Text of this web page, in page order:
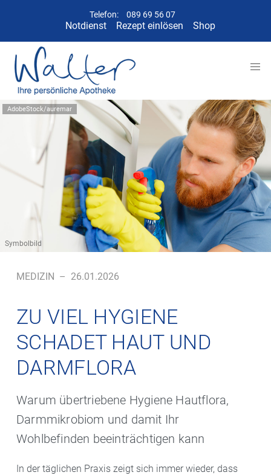
Telefon: 089 69 56 07
Notdienst Rezept einlösen Shop
AdobeStock/auremar
Symbolbild
MEDIZIN – 26.01.2026
ZU VIEL HYGIENE
SCHADET HAUT UND
DARMFLORA
Warum übertriebene Hygiene Haut­flora,
Darm­mikrobiom und damit Ihr
Wohlbefinden beeinträchtigen kann
In der täglichen Praxis zeigt sich immer wieder, dass